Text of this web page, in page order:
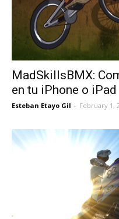
MadSkillsBMX:
en tu iPhone o iPad
Esteban Etayo Gil - February 1,